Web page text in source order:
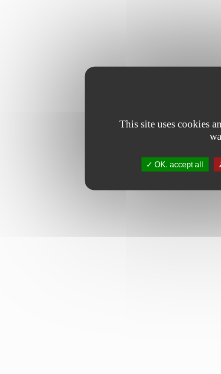
This site uses cookies
OK, accept all